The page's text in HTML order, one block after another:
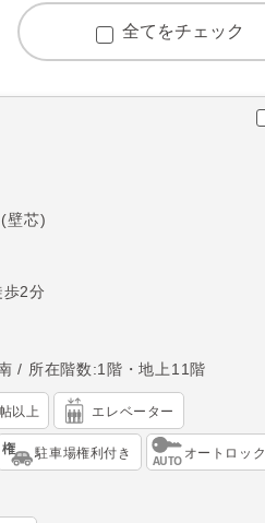
全てをチェック
壁芯)
2分
所在階数:1階・地上11階
以上 エレベーター
駐車場権利付き オートロック